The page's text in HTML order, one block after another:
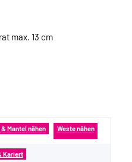
max. 13 cm
Mantel nähen Weste nähen
Kariert